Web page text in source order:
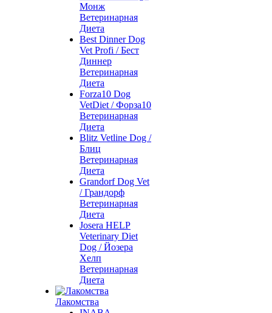
Монж
Ветеринарная
Диета
Best Dinner Dog
Vet Profi / Бест
Диннер
Ветеринарная
Диета
Forza10 Dog
VetDiet / Форза10
Ветеринарная
Диета
Blitz Vetline Dog /
Блиц
Ветеринарная
Диета
Grandorf Dog Vet
/ Грандорф
Ветеринарная
Диета
Josera HELP
Veterinary Diet
Dog / Йозера
Хелп
Ветеринарная
Диета
Лакомства